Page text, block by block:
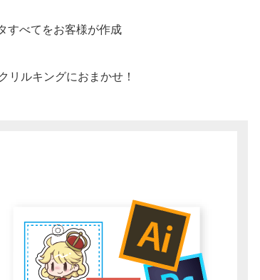
すべてをお客様が作成
リルキングにおまかせ！